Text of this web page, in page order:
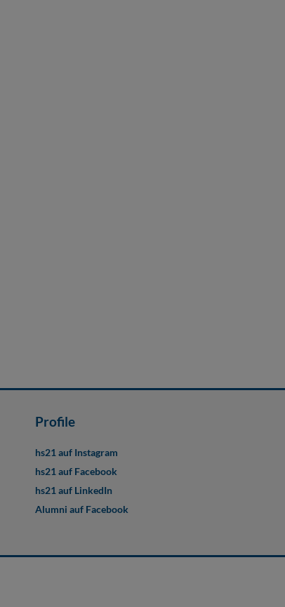
Profile
hs21 auf Instagram
hs21 auf Facebook
hs21 auf LinkedIn
Alumni auf Facebook